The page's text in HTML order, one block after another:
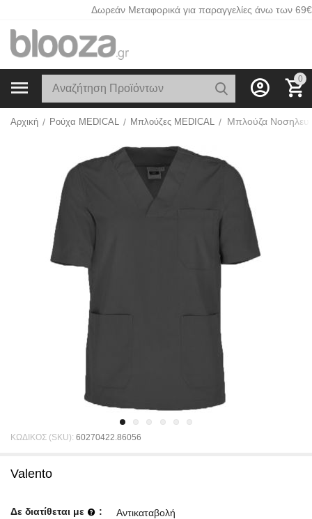
Δωρεάν Μεταφορικά για παραγγελίες άνω των 69€
0
Αρχική / Ρούχα MEDICAL / Μπλούζες MEDICAL / Μπλούζα
ΚΩΔΙΚΟΣ (SKU): 60270422.86056
Valento
Δε διατίθεται με : Αντικαταβολή